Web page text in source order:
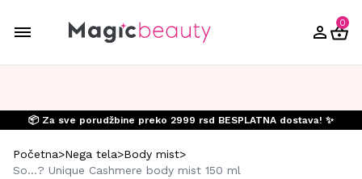
0
📦 Za sve porudžbine preko 2999 rsd BESPLATNA dostava! ✨
Početna>Nega tela>Body mist>
So…? Unique Cashmere body mist 150 ml